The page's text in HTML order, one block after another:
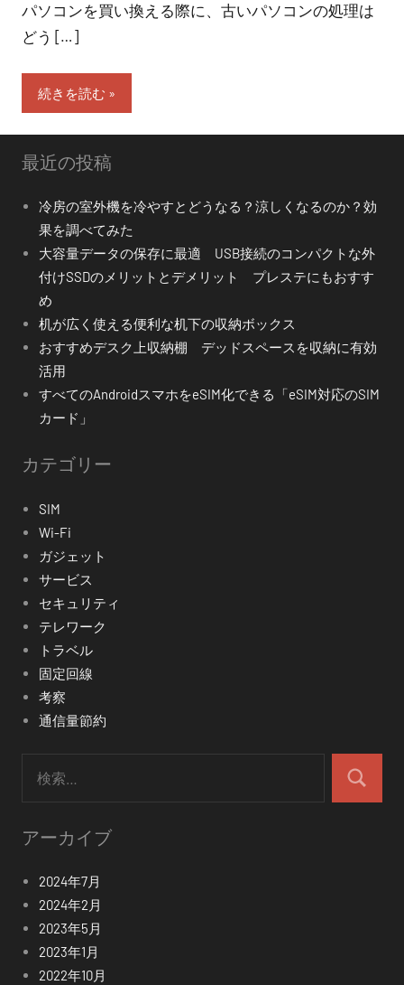
パソコンを買い換える際に、古いパソコンの処理は
どう […]
続きを読む
最近の投稿
冷房の室外機を冷やすとどうなる？涼しくなるのか？効
果を調べてみた
大容量データの保存に最適 USB接続のコンパクトな外
付けSSDのメリットとデメリット プレステにもおすす
め
机が広く使える便利な机下の収納ボックス
おすすめデスク上収納棚 デッドスペースを収納に有効
活用
すべてのAndroidスマホをeSIM化できる「eSIM対応のSIM
カード」
カテゴリー
SIM
Wi-Fi
ガジェット
サービス
セキュリティ
テレワーク
トラベル
固定回線
考察
通信量節約
検
アーカイブ
2024年7月
2024年2月
2023年5月
2023年1月
2022年10月